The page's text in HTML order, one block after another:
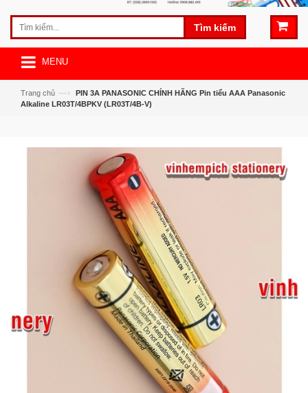
Tìm kiếm
MENU
Trang chủ —›
PIN 3A PANASONIC CHÍNH HÃNG Pin tiểu AAA Panasonic
Alkaline LR03T/4BPKV (LR03T/4B-V)